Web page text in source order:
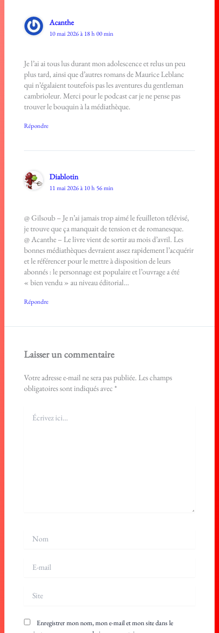
Acanthe
10 mai 2026 à 18 h 00 min
Je l’ai ai tous lus durant mon adolescence et relus un peu
plus tard, ainsi que d’autres romans de Maurice Leblanc
qui n’égalaient toutefois pas les aventures du gentleman
cambrioleur. Merci pour le podcast car je ne pense pas
trouver le bouquin à la médiathèque.
Répondre
Diablotin
11 mai 2026 à 10 h 56 min
@ Gilsoub – Je n’ai jamais trop aimé le feuilleton télévisé,
je trouve que ça manquait de tension et de romanesque.
@ Acanthe – Le livre vient de sortir au mois d’avril. Les
bonnes médiathèques devraient assez rapidement l’acquérir
et le référencer pour le mettre à disposition de leurs
abonnés : le personnage est populaire et l’ouvrage a été
« bien vendu » au niveau éditorial…
Répondre
Laisser un commentaire
Votre adresse e-mail ne sera pas publiée.Les champs
obligatoires sont indiqués avec *
ici…
mail
Enregistrer mon nom, mon e-mail et mon site dans le